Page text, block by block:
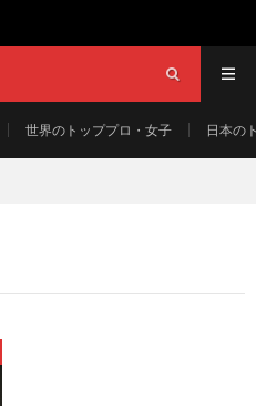
世界のトッププロ・女子 日本の